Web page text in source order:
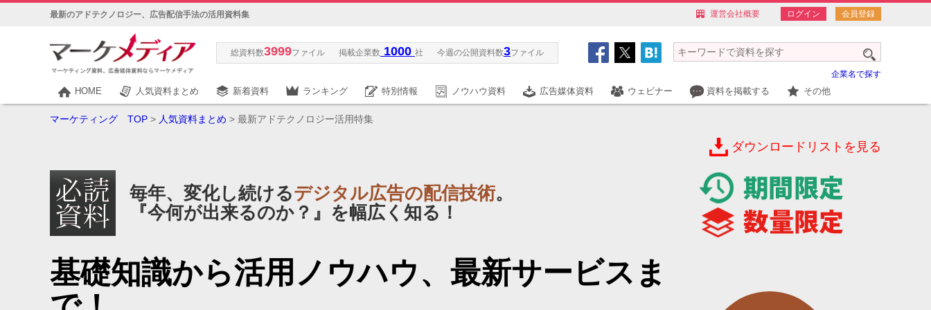
最新のアドテクノロジー、広告配信手法の活用資料集 運営会社概要 ログイン 会員登録
総資料数3999ファイル 掲載企業数 1000 社 今週の公開資料数3ファイル
企業名で探す
HOME 人気資料まとめ 新着資料 ランキング 特別情報 ノウハウ資料 広告媒体資料 ウェビナー 資料を掲載する その他
マーケティング TOP > 人気資料まとめ > 最新アドテクノロジー活用特集
ダウンロードリストを見る
毎年、変化し続けるデジタル広告の配信技術。
『今何が出来るのか？』を幅広く知る！
基礎知識から活用ノウハウ、最新サービスま